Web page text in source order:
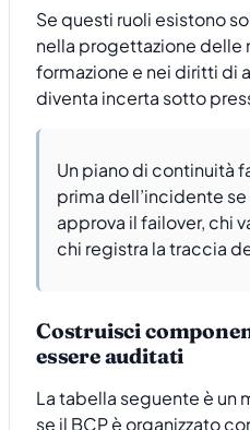
Se questi ruoli esistono
nella progettazione delle
formazione e nei diritti di
diventa incerta sotto
Un piano di continuità
prima dell’incidente se
approva il failover, chi
chi registra la traccia
Costruisci
essere auditati
La tabella seguente è un
se il BCP è organizzato